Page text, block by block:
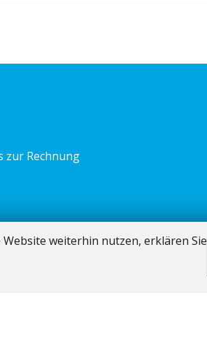
zur Rechnung
weiterhin nutzen, erklären Sie